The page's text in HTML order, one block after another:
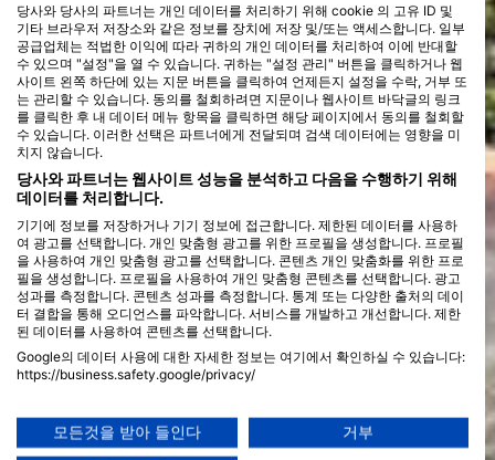
당사와 당사의 파트너는 개인 데이터를 처리하기 위해 cookie 의 고유 ID 및
기타 브라우저 저장소와 같은 정보를 장치에 저장 및/또는 액세스합니다. 일부
공급업체는 적법한 이익에 따라 귀하의 개인 데이터를 처리하여 이에 반대할
수 있으며 "설정"을 열 수 있습니다. 귀하는 "설정 관리" 버튼을 클릭하거나 웹
사이트 왼쪽 하단에 있는 지문 버튼을 클릭하여 언제든지 설정을 수락, 거부 또
는 관리할 수 있습니다. 동의를 철회하려면 지문이나 웹사이트 바닥글의 링크
를 클릭한 후 내 데이터 메뉴 항목을 클릭하면 해당 페이지에서 동의를 철회할
수 있습니다. 이러한 선택은 파트너에게 전달되며 검색 데이터에는 영향을 미
치지 않습니다.
당사와 파트너는 웹사이트 성능을 분석하고 다음을 수행하기 위해
데이터를 처리합니다.
기기에 정보를 저장하거나 기기 정보에 접근합니다. 제한된 데이터를 사용하
여 광고를 선택합니다. 개인 맞춤형 광고를 위한 프로필을 생성합니다. 프로필
을 사용하여 개인 맞춤형 광고를 선택합니다. 콘텐츠 개인 맞춤화를 위한 프로
필을 생성합니다. 프로필을 사용하여 개인 맞춤형 콘텐츠를 선택합니다. 광고
성과를 측정합니다. 콘텐츠 성과를 측정합니다. 통계 또는 다양한 출처의 데이
터 결합을 통해 오디언스를 파악합니다. 서비스를 개발하고 개선합니다. 제한
된 데이터를 사용하여 콘텐츠를 선택합니다.
Google의 데이터 사용에 대한 자세한 정보는 여기에서 확인하실 수 있습니다:
https://business.safety.google/privacy/
귀하의 동의와 cookie 정책은 이 웹사이트/앱에만 적용됩니다.
파트너 목록 보기 (1 IAB 벤더)
모든것을 받아 들인다 거부